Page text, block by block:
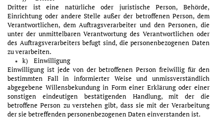
Dritter ist eine natürliche oder juristische Person, Behörde,
Einrichtung oder andere Stelle außer der betroffenen Person, dem
Verantwortlichen, dem Auftragsverarbeiter und den Personen, die
unter der unmittelbaren Verantwortung des Verantwortlichen oder
des Auftragsverarbeiters befugt sind, die personenbezogenen Daten
zu verarbeiten.
k) Einwilligung
Einwilligung ist jede von der betroffenen Person freiwillig für den
bestimmten Fall in informierter Weise und unmissverständlich
abgegebene Willensbekundung in Form einer Erklärung oder einer
sonstigen eindeutigen bestätigenden Handlung, mit der die
betroffene Person zu verstehen gibt, dass sie mit der Verarbeitung
der sie betreffenden personenbezogenen Daten einverstanden ist.